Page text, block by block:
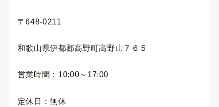
〒648-0211
和歌山県伊都郡高野町高野山７６５
営業時間：10:00～17:00
定休日：無休